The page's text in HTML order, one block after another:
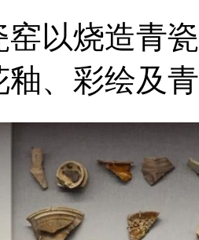
窑以烧造青
釉、彩绘及